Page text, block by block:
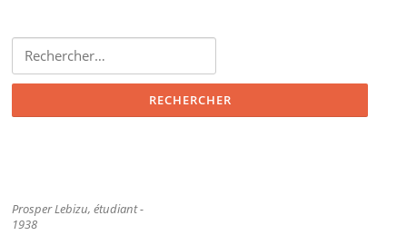
Rechercher :
Prosper Lebizu, étudiant -
1938